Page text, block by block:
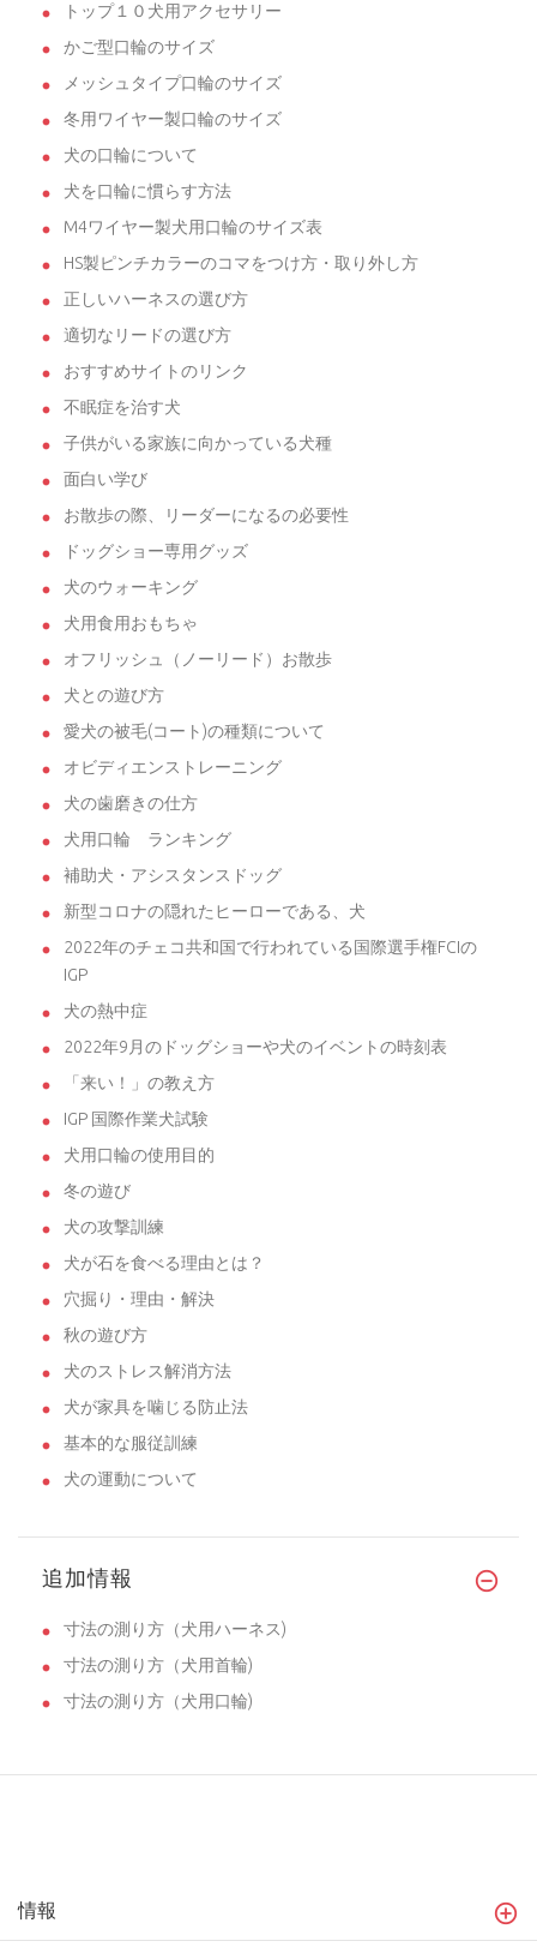
トップ１０犬用アクセサリー
かご型口輪のサイズ
メッシュタイプ口輪のサイズ
冬用ワイヤー製口輪のサイズ
犬の口輪について
犬を口輪に慣らす方法
M4ワイヤー製犬用口輪のサイズ表
HS製ピンチカラーのコマをつけ方・取り外し方
正しいハーネスの選び方
適切なリードの選び方
おすすめサイトのリンク
不眠症を治す犬
子供がいる家族に向かっている犬種
面白い学び
お散歩の際、リーダーになるの必要性
ドッグショー専用グッズ
犬のウォーキング
犬用食用おもちゃ
オフリッシュ（ノーリード）お散歩
犬との遊び方
愛犬の被毛(コート)の種類について
オビディエンストレーニング
犬の歯磨きの仕方
犬用口輪 ランキング
補助犬・アシスタンスドッグ
新型コロナの隠れたヒーローである、犬
2022年のチェコ共和国で行われている国際選手権FCIの
IGP
犬の熱中症
2022年9月のドッグショーや犬のイベントの時刻表
「来い！」の教え方
IGP 国際作業犬試験
犬用口輪の使用目的
冬の遊び
犬の攻撃訓練
犬が石を食べる理由とは？
穴掘り・理由・解決
秋の遊び方
犬のストレス解消方法
犬が家具を噛じる防止法
基本的な服従訓練
犬の運動について
追加情報
寸法の測り方（犬用ハーネス)
寸法の測り方（犬用首輪)
寸法の測り方（犬用口輪)
情報